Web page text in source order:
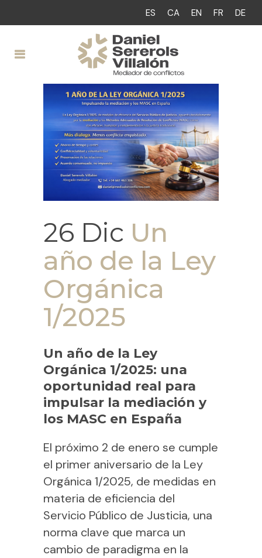
ES CA EN FR DE
26 Dic Un
año de la Ley
Orgánica
1/2025
Un año de la Ley
Orgánica 1/2025: una
oportunidad real para
impulsar la mediación y
los MASC en España
El próximo 2 de enero se cumple
el primer aniversario de la Ley
Orgánica 1/2025, de medidas en
materia de eficiencia del
Servicio Público de Justicia, una
norma clave que marca un
cambio de paradigma en la